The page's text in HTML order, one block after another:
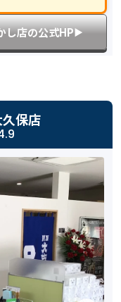
し店の公式HP▶︎
保店